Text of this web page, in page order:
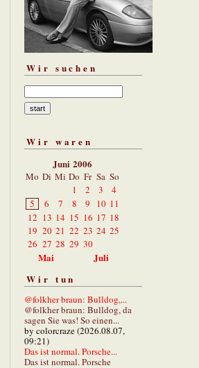
Wir suchen
Wir waren
Juni 2006
Mo Di Mi Do Fr Sa So
1
2 3
4
5
6 7 8 9 10 11
12 13 14 15 16 17 18
19 20 21 22 23 24 25
26 27 28 29 30
Mai
Juli
Wir tun
@folkher braun: Bulldog,...
@folkher braun: Bulldog, da
sagen Sie was! So einen...
by colorcraze (2026.08.07,
09:21)
Das ist normal. Porsche...
Das ist normal. Porsche